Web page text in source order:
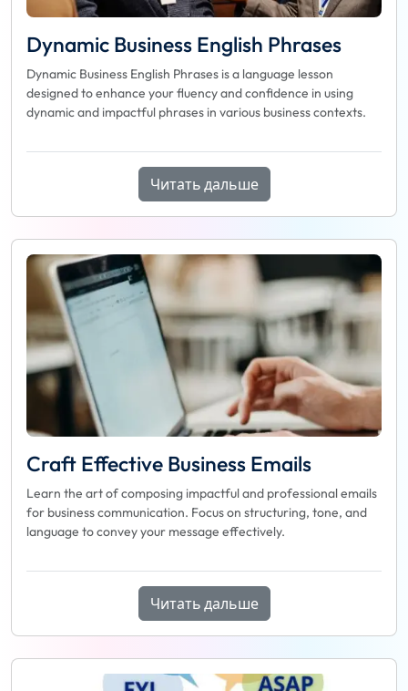
Dynamic Business English Phrases
Dynamic Business English Phrases is a language lesson
designed to enhance your fluency and confidence in using
dynamic and impactful phrases in various business contexts.
Читать дальше
Craft Effective Business Emails
Learn the art of composing impactful and professional emails
for business communication. Focus on structuring, tone, and
language to convey your message effectively.
Читать дальше